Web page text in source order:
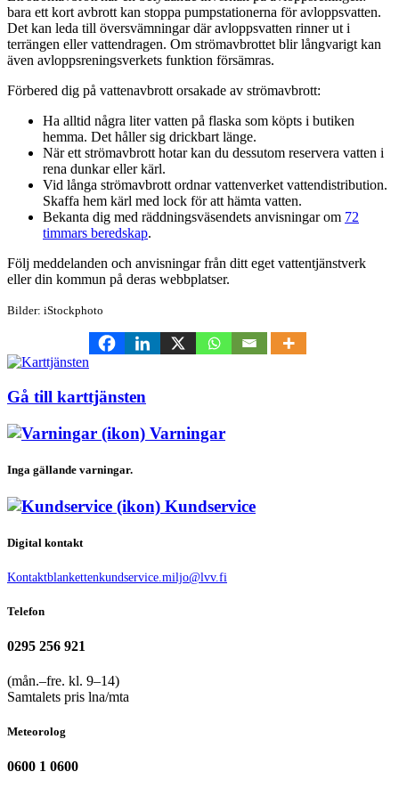
bara ett kort avbrott kan stoppa pumpstationerna för avloppsvatten.
Det kan leda till översvämningar där avloppsvatten rinner ut i
terrängen eller vattendragen. Om strömavbrottet blir långvarigt kan
även avloppsreningsverkets funktion försämras.
Förbered dig på vattenavbrott orsakade av strömavbrott:
Ha alltid några liter vatten på flaska som köpts i butiken
hemma. Det håller sig drickbart länge.
När ett strömavbrott hotar kan du dessutom reservera vatten i
rena dunkar eller kärl.
Vid långa strömavbrott ordnar vattenverket vattendistribution.
Skaffa hem kärl med lock för att hämta vatten.
Bekanta dig med räddningsväsendets anvisningar om 72
timmars beredskap.
Följ meddelanden och anvisningar från ditt eget vattentjänstverk
eller din kommun på deras webbplatser.
Bilder: iStockphoto
Gå till karttjänsten
Varningar
Inga gällande varningar.
Kundservice
Digital kontakt
Kontaktblankettenkundservice.miljo@lvv.fi
Telefon
0295 256 921
(mån.–fre. kl. 9–14)
Samtalets pris lna/mta
Meteorolog
0600 1 0600